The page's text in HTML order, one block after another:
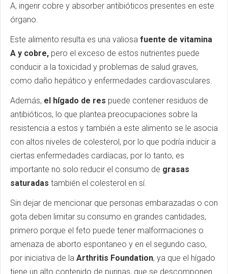
A, ingerir cobre y absorber antibióticos presentes en este
órgano.
Este alimento resulta es una valiosa fuente de vitamina
A y cobre, pero el exceso de estos nutrientes puede
conducir a la toxicidad y problemas de salud graves,
como daño hepático y enfermedades cardiovasculares.
Además, el hígado de res puede contener residuos de
antibióticos, lo que plantea preocupaciones sobre la
resistencia a estos y también a este alimento se le asocia
con altos niveles de colesterol, por lo que podría inducir a
ciertas enfermedades cardíacas, por lo tanto, es
importante no solo reducir el consumo de grasas
saturadas también el colesterol en sí.
Sin dejar de mencionar que personas embarazadas o con
gota deben limitar su consumo en grandes cantidades,
primero porque el feto puede tener malformaciones o
amenaza de aborto espontaneo y en el segundo caso,
por iniciativa de la Arthritis Foundation, ya que el hígado
tiene un alto contenido de purinas, que se descomponen